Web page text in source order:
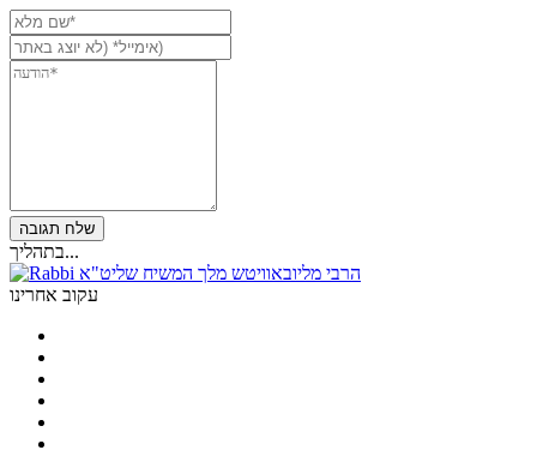
בתהליך...
הרבי מליובאוויטש מלך המשיח שליט"א
עקוב אחרינו